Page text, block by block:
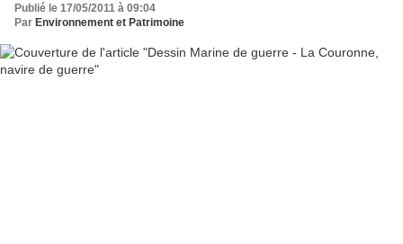
Publié le 17/05/2011 à 09:04
Par Environnement et Patrimoine